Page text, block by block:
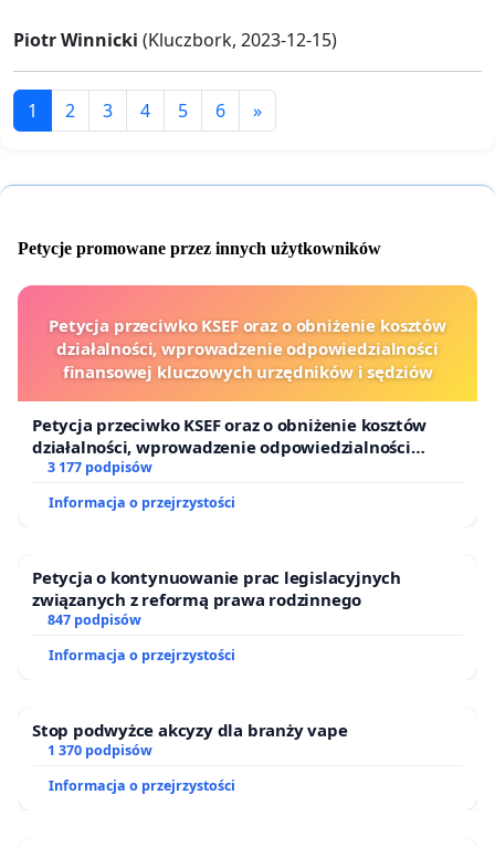
Piotr Winnicki (Kluczbork, 2023-12-15)
1 2 3 4 5 6 »
Petycje promowane przez innych użytkowników
Petycja przeciwko KSEF oraz o obniżenie kosztów
działalności, wprowadzenie odpowiedzialności
finansowej kluczowych urzędników i sędziów
Petycja przeciwko KSEF oraz o obniżenie kosztów
działalności, wprowadzenie odpowiedzialności
finansowej kluczowych urzędników i sędziów
3 177 podpisów
Informacja o przejrzystości
Petycja o kontynuowanie prac legislacyjnych
związanych z reformą prawa rodzinnego
847 podpisów
Informacja o przejrzystości
Stop podwyżce akcyzy dla branży vape
1 370 podpisów
Informacja o przejrzystości